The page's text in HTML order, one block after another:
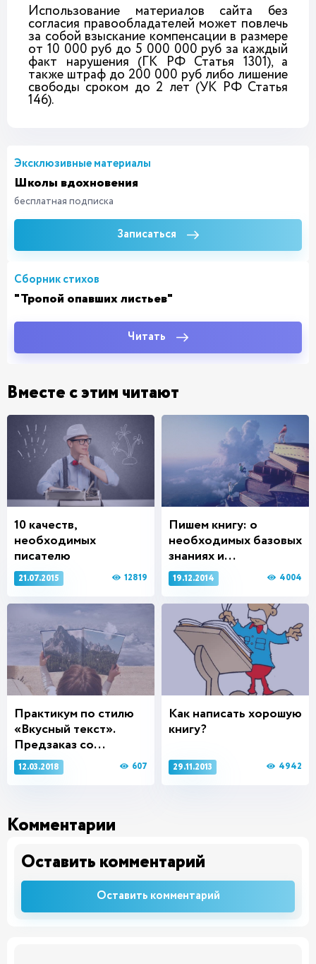
Использование материалов сайта без
согласия правообладателей может повлечь
за собой взыскание компенсации в размере
от 10 000 руб до 5 000 000 руб за каждый
факт нарушения (ГК РФ Статья 1301), а
также штраф до 200 000 руб либо лишение
свободы сроком до 2 лет (УК РФ Статья
146).
Эксклюзивные материалы
Школы вдохновения
бесплатная подписка
Записаться
Сборник стихов
"Тропой опавших листьев"
Читать
Вместе с этим читают
10 качеств,
необходимых
писателю
21.07.2015 12819
Практикум по стилю
«Вкусный текст».
Предзаказ со...
12.03.2018 607
Как написать хорошую
книгу?
29.11.2013 4942
Пишем книгу: о
необходимых базовых
знаниях и...
19.12.2014 4004
Комментарии
Оставить комментарий
Оставить комментарий